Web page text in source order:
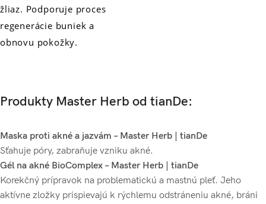
žliaz. Podporuje proces
regenerácie buniek a
obnovu pokožky.
Produkty Master Herb od tianDe:
Maska proti akné a jazvám – Master Herb | tianDe
Sťahuje póry, zabraňuje vzniku akné.
Gél na akné BioComplex – Master Herb | tianDe
Korekčný prípravok na problematickú a mastnú pleť. Jeho
aktívne zložky prispievajú k rýchlemu odstráneniu akné, bráni